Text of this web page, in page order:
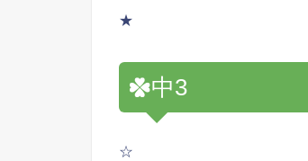
★
中3
☆